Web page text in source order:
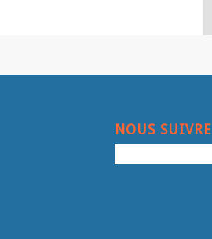
NOUS SUIVRE